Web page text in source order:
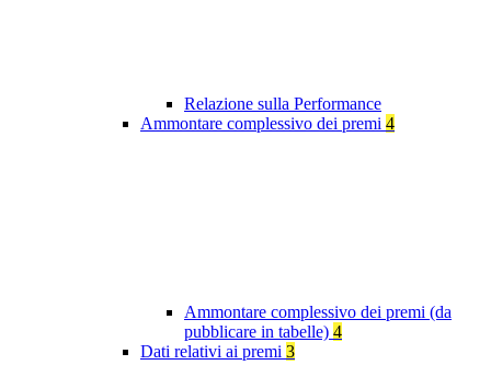
Relazione sulla Performance
Ammontare complessivo dei premi 4
Ammontare complessivo dei premi (da
pubblicare in tabelle) 4
Dati relativi ai premi 3